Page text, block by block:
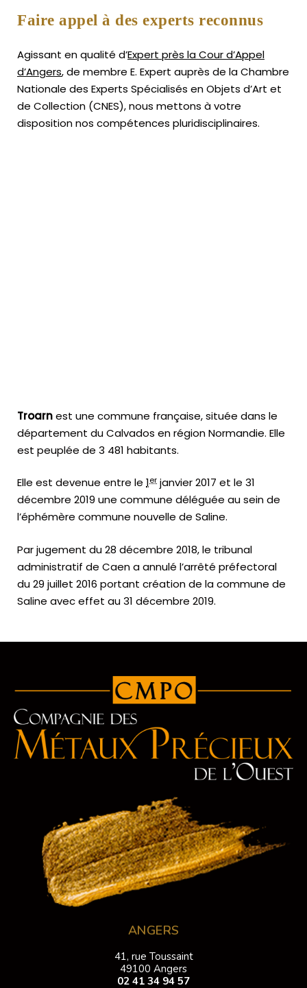
Faire appel à des experts reconnus
Agissant en qualité d’Expert près la Cour d’Appel
d’Angers, de membre E. Expert auprès de laChambre
Nationale des Experts Spécialisés en Objets d’Art et
de Collection (CNES),nous mettons à votre
disposition nos compétences pluridisciplinaires.
Troarnest une commune française, située dans le
département du Calvados en région Normandie. Elle
est peuplée de 3 481 habitants.
Elle est devenue entre le 1er janvier 2017 et le 31
décembre 2019 une commune déléguée au sein de
l’éphémère commune nouvelle de Saline.
Par jugement du 28 décembre 2018, le tribunal
administratif de Caen a annulé l’arrêté préfectoral
du 29 juillet 2016 portant création de la commune de
Saline avec effet au 31 décembre 2019.
ANGERS
41, rue Toussaint
49100 Angers
02 41 34 94 57